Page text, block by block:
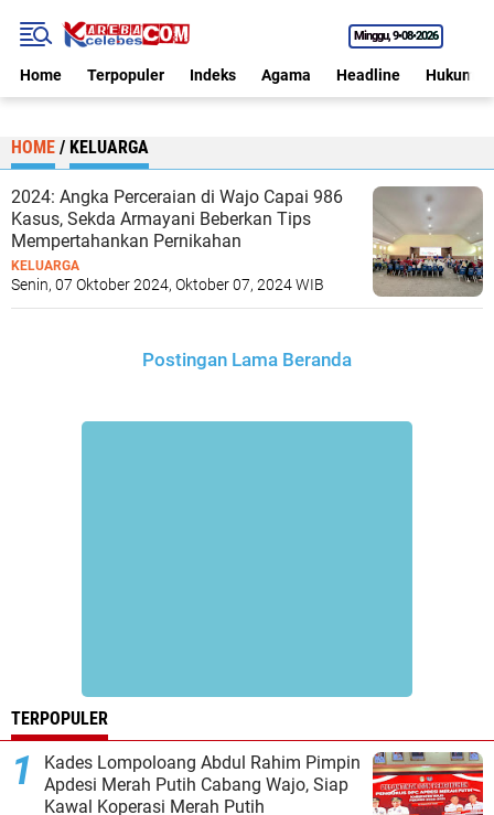
Minggu 9•08•2026
Home Terpopuler Indeks Agama Headline Hukum
HOME / KELUARGA
2024: Angka Perceraian di Wajo Capai 986
Kasus, Sekda Armayani Beberkan Tips
Mempertahankan Pernikahan
KELUARGA
Senin, 07 Oktober 2024, Oktober 07, 2024 WIB
Postingan Lama Beranda
TERPOPULER
Kades Lompoloang Abdul Rahim Pimpin
Apdesi Merah Putih Cabang Wajo, Siap
Kawal Koperasi Merah Putih